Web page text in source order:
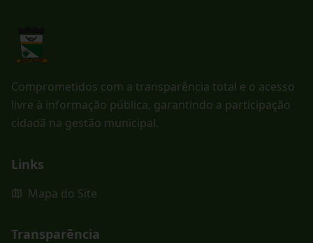
Comprometidos com a transparência total e o acesso
livre à informação pública, garantindo a participação
cidadã na gestão municipal.
Links
Mapa do Site
Transparência